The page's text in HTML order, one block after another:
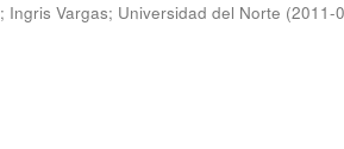
; Ingris Vargas; Universidad del Norte (2011-